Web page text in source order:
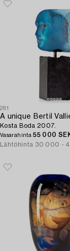
281
Kosta Boda 2007.
Vasarahinta55 000
Lähtöhinta 30 000 -